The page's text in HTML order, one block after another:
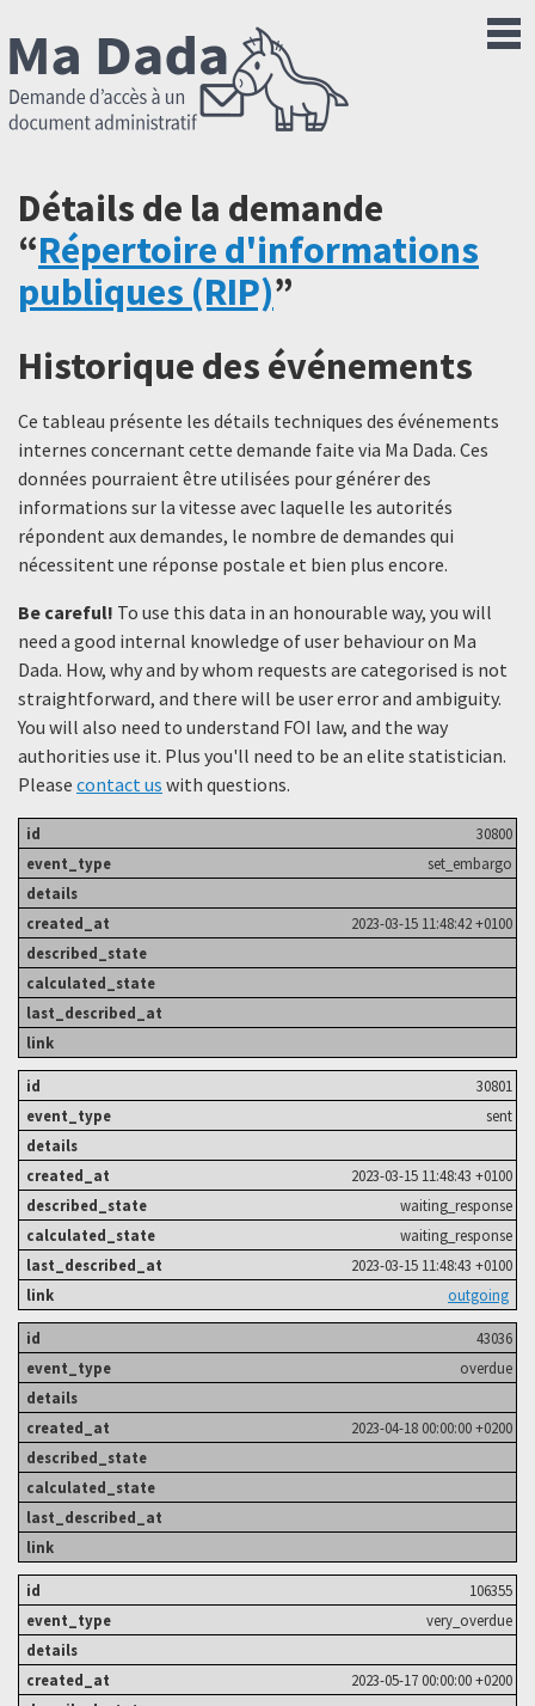
Détails de la demande
“Répertoire d'informations
publiques (RIP)”
Historique des événements
Ce tableau présente les détails techniques des événements
internes concernant cette demande faite via Ma Dada. Ces
données pourraient être utilisées pour générer des
informations sur la vitesse avec laquelle les autorités
répondent aux demandes, le nombre de demandes qui
nécessitent une réponse postale et bien plus encore.
Be careful! To use this data in an honourable way, you will
need a good internal knowledge of user behaviour on Ma
Dada. How, why and by whom requests are categorised is not
straightforward, and there will be user error and ambiguity.
You will also need to understand FOI law, and the way
authorities use it. Plus you'll need to be an elite statistician.
Please contact us with questions.
30800
set_embargo
2023-03-15 11:48:42 +0100
30801
sent
2023-03-15 11:48:43 +0100
waiting_response
waiting_response
2023-03-15 11:48:43 +0100
outgoing
43036
overdue
2023-04-18 00:00:00 +0200
106355
very_overdue
2023-05-17 00:00:00 +0200